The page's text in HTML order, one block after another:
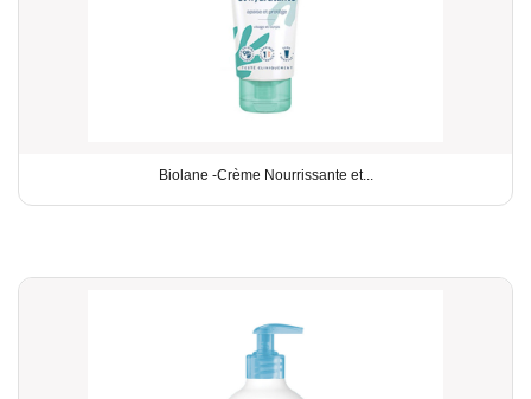
Biolane -Crème Nourrissante et...